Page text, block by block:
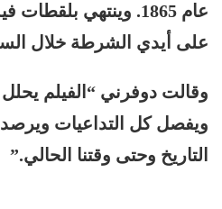
عام 1865. وينتهي
على أيدي الشرطة خلال
وقالت دوفرني “الفيلم يحلل
ويفصل كل التداعيات
التاريخ وحتى وقتنا الحالي.”